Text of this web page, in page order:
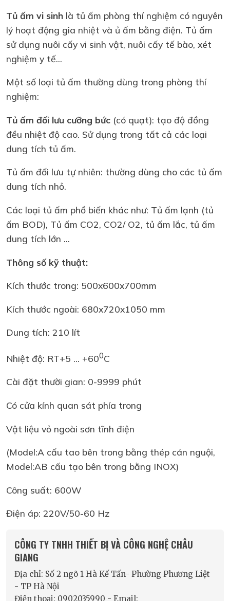
Tủ ấm vi sinh là tủ ấm phòng thí nghiệm có nguyên
lý hoạt động gia nhiệt và ủ ấm bằng điện. Tủ ấm
sử dụng nuôi cấy vi sinh vật, nuôi cấy tế bào, xét
nghiệm y tế...
Một số loại tủ ấm thường dùng trong phòng thí
nghiệm:
Tủ ấm đối lưu cưỡng bức (có quạt): tạo độ đồng
đều nhiệt độ cao. Sử dụng trong tất cả các loại
dung tích tủ ấm.
Tủ ấm đối lưu tự nhiên: thường dùng cho các tủ ấm
dung tích nhỏ.
Các loại tủ ấm phổ biến khác như: Tủ ấm lạnh (tủ
ấm BOD), Tủ ấm CO2, CO2/ O2, tủ ấm lắc, tủ ấm
dung tích lớn ...
Thông số kỹ thuật:
Kích thước trong: 500x600x700mm
Kích thước ngoài: 680x720x1050 mm
Dung tích: 210 lít
Nhiệt độ: RT+5 ... +600C
Cài đặt thười gian: 0-9999 phút
Có cửa kính quan sát phía trong
Vật liệu vỏ ngoài sơn tĩnh điện
(Model:A cấu tao bên trong bằng thép cán nguội,
Model:AB cấu tạo bên trong bằng INOX)
Công suất: 600W
Điện áp: 220V/50-60 Hz
CÔNG TY TNHH THIẾT BỊ VÀ CÔNG NGHỆ CHÂU
GIANG
Địa chỉ: Số 2 ngõ 1 Hà Kế Tấn- Phường Phương Liệt
- TP Hà Nội
Điện thoại: 0902035990 - Email: